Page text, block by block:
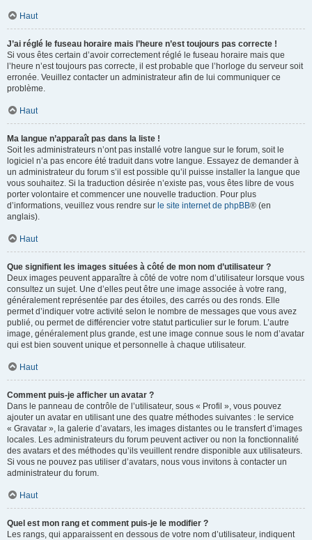
Haut
J’ai réglé le fuseau horaire mais l’heure n’est toujours pas correcte !
Si vous êtes certain d’avoir correctement réglé le fuseau horaire mais que
l’heure n’est toujours pas correcte, il est probable que l’horloge du serveur soit
erronée. Veuillez contacter un administrateur afin de lui communiquer ce
problème.
Haut
Ma langue n’apparaît pas dans la liste !
Soit les administrateurs n’ont pas installé votre langue sur le forum, soit le
logiciel n’a pas encore été traduit dans votre langue. Essayez de demander à
un administrateur du forum s’il est possible qu’il puisse installer la langue que
vous souhaitez. Si la traduction désirée n’existe pas, vous êtes libre de vous
porter volontaire et commencer une nouvelle traduction. Pour plus
d’informations, veuillez vous rendre sur le site internet de phpBB® (en
anglais).
Haut
Que signifient les images situées à côté de mon nom d’utilisateur ?
Deux images peuvent apparaître à côté de votre nom d’utilisateur lorsque vous
consultez un sujet. Une d’elles peut être une image associée à votre rang,
généralement représentée par des étoiles, des carrés ou des ronds. Elle
permet d’indiquer votre activité selon le nombre de messages que vous avez
publié, ou permet de différencier votre statut particulier sur le forum. L’autre
image, généralement plus grande, est une image connue sous le nom d’avatar
qui est bien souvent unique et personnelle à chaque utilisateur.
Haut
Comment puis-je afficher un avatar ?
Dans le panneau de contrôle de l’utilisateur, sous « Profil », vous pouvez
ajouter un avatar en utilisant une des quatre méthodes suivantes : le service
« Gravatar », la galerie d’avatars, les images distantes ou le transfert d’images
locales. Les administrateurs du forum peuvent activer ou non la fonctionnalité
des avatars et des méthodes qu’ils veuillent rendre disponible aux utilisateurs.
Si vous ne pouvez pas utiliser d’avatars, nous vous invitons à contacter un
administrateur du forum.
Haut
Quel est mon rang et comment puis-je le modifier ?
Les rangs, qui apparaissent en dessous de votre nom d’utilisateur, indiquent